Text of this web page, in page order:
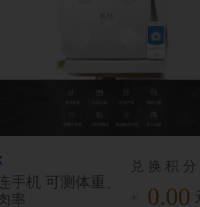
手机 可测体重、
率
兑换积
+ 0.00